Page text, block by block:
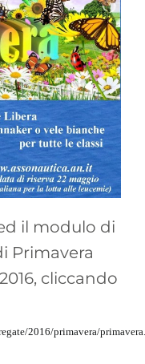
il modulo di
Primavera
cliccando
2016/primavera/